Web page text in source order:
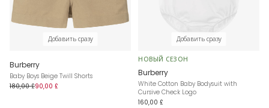
Добавить сразу
Burberry
Baby Boys Beige Twill Shorts
180,00 £90,00 £
Добавить сразу
НОВЫЙ СЕЗОН
Burberry
White Cotton Baby Bodysuit with
Cursive Check Logo
160,00 £